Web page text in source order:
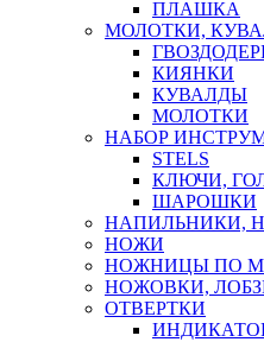
ПЛАШКА
МОЛОТКИ,
КИЯНКИ
КУВАЛДЫ
МОЛОТКИ
НАБОР
STELS
КЛЮЧИ,
ШАРОШКИ
НАПИЛЬНИКИ,
НОЖИ
НОЖНИЦЫ ПО
НОЖОВКИ,
ОТВЕРТКИ